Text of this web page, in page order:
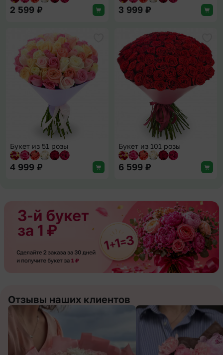
2 599 ₽ 3 999 ₽
Добавить в избранное
Букет из 51 розы
4 999 ₽
Букет из 101 розы
6 599 ₽
Отзывы наших клиентов